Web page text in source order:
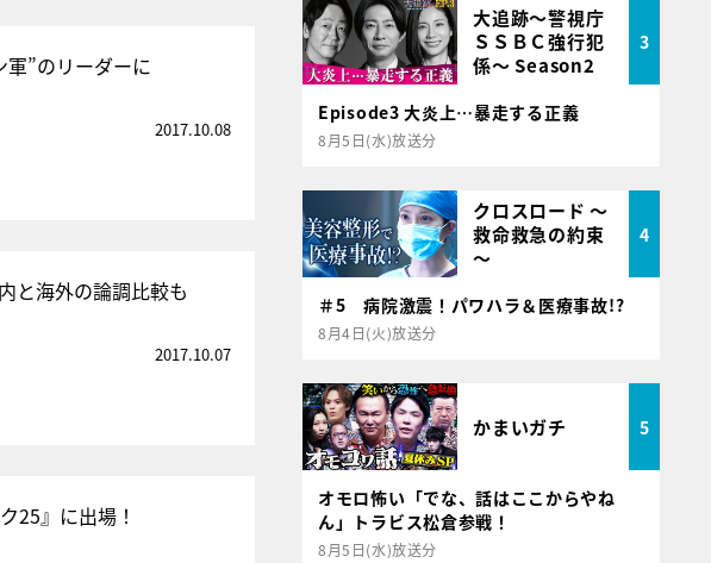
”のリーダーに
2017.10.08
と海外の論調比較も
2017.10.07
25』に出場！
大追跡～警視庁
ＳＳＢＣ強行犯
係～ Season2
3
Episode3 大炎上…暴走する正義
8月5日(水)放送分
クロスロード ～
救命救急の約束
～
4
＃5 病院激震！パワハラ＆医療事故!?
8月4日(火)放送分
かまいガチ 5
オモロ怖い「でな、話はここからやね
ん」トラビス松倉参戦！
8月5日(水)放送分